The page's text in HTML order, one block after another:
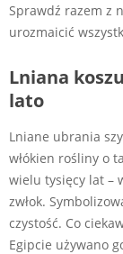
Sprawdź razem z
urozmaicić
Lniana
lato
Lniane ubrania
włókien rośliny o
wielu tysięcy lat –
zwłok.
czystość. Co
Egipcie używano